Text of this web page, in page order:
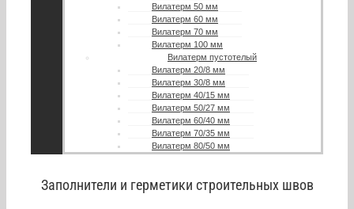
Вилатерм 50 мм
Вилатерм 60 мм
Вилатерм 70 мм
Вилатерм 100 мм
Вилатерм пустотелый
Вилатерм 20/8 мм
Вилатерм 30/8 мм
Вилатерм 40/15 мм
Вилатерм 50/27 мм
Вилатерм 60/40 мм
Вилатерм 70/35 мм
Вилатерм 80/50 мм
Заполнители и герметики строительных швов